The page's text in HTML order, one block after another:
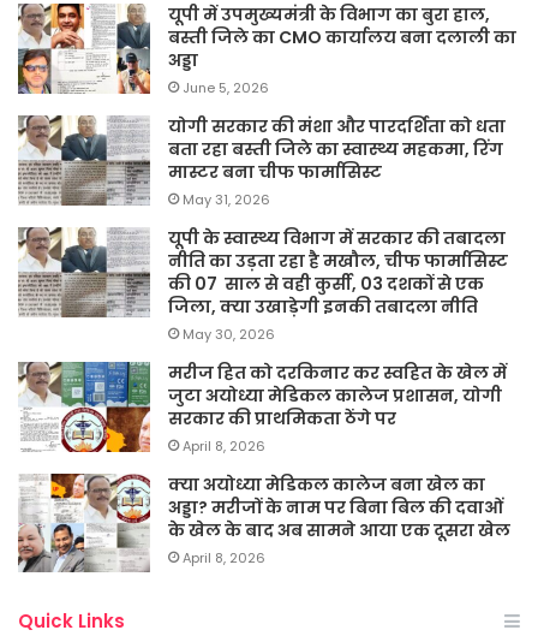
यूपी में उपमुख्यमंत्री के विभाग का बुरा हाल,
बस्ती जिले का CMO कार्यालय बना दलाली का
अड्डा
June 5, 2026
योगी सरकार की मंशा और पारदर्शिता को धता
बता रहा बस्ती जिले का स्वास्थ्य महकमा, रिंग
मास्टर बना चीफ फार्मासिस्ट
May 31, 2026
यूपी के स्वास्थ्य विभाग में सरकार की तबादला
नीति का उड़ता रहा है मखौल, चीफ फार्मासिस्ट
की 07 साल से वही कुर्सी, 03 दशकों से एक
जिला, क्या उखाड़ेगी इनकी तबादला नीति
May 30, 2026
मरीज हित को दरकिनार कर स्वहित के खेल में
जुटा अयोध्या मेडिकल कालेज प्रशासन, योगी
सरकार की प्राथमिकता ठेंगे पर
April 8, 2026
क्या अयोध्या मेडिकल कालेज बना खेल का
अड्डा? मरीजों के नाम पर बिना बिल की दवाओं
के खेल के बाद अब सामने आया एक दूसरा खेल
April 8, 2026
Quick Links